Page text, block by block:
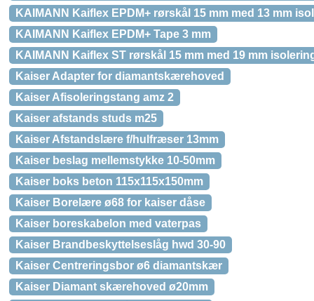
KAIMANN Kaiflex EPDM+ rørskål 15 mm med 13 mm
KAIMANN Kaiflex EPDM+ Tape 3 mm
KAIMANN Kaiflex ST rørskål 15 mm med 19 mm
Kaiser Adapter for diamantskærehoved
Kaiser Afisoleringstang amz 2
Kaiser afstands studs m25
Kaiser Afstandslære f/hulfræser 13mm
Kaiser beslag mellemstykke 10-50mm
Kaiser boks beton 115x115x150mm
Kaiser Borelære ø68 for kaiser dåse
Kaiser boreskabelon med vaterpas
Kaiser Brandbeskyttelseslåg hwd 30-90
Kaiser Centreringsbor ø6 diamantskær
Kaiser Diamant skærehoved ø20mm